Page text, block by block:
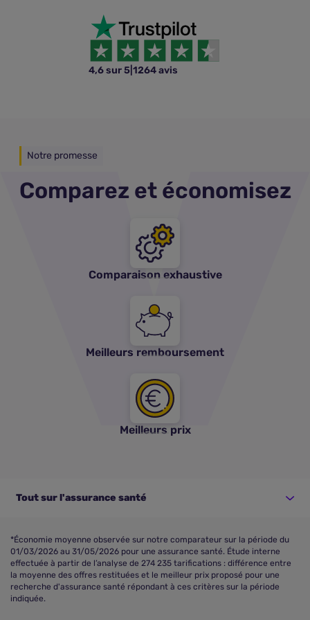
4,6 sur 5 1264 avis
Notre promesse
Comparez et économisez
Comparaison exhaustive
Meilleurs remboursement
Meilleurs prix
Tout sur l'assurance santé
*Économie moyenne observée sur notre comparateur sur la période du
01/03/2026 au 31/05/2026 pour une assurance santé. Étude interne
effectuée à partir de l’analyse de 274 235 tarifications : différence entre
la moyenne des offres restituées et le meilleur prix proposé pour une
recherche d'assurance santé répondant à ces critères sur la période
indiquée.